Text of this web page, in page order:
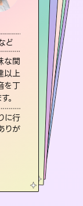
ど
な関
以上
を丁
。
に行
りが
など
古の
せへ向
にも具
して
まし
があり
いるあな
未来を
す。
心など
対策が
）
など
す。
れまし
だなと
差 など
報告実績
超の施術経
で、より良
かもこち
ていらっ
女性）
未来 など
同性愛や片
まで知りた
いることを
きます。
る所や濁
自分の気
性）